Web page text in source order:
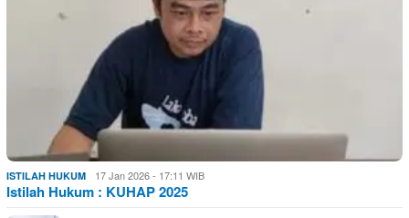
ISTILAH HUKUM 17 Jan 2026 - 17:11 WIB
Istilah Hukum : KUHAP 2025